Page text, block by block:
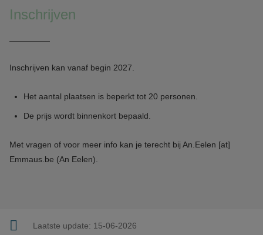
Inschrijven
Inschrijven kan vanaf begin 2027.
Het aantal plaatsen is beperkt tot 20 personen.
De prijs wordt binnenkort bepaald.
Met vragen of voor meer info kan je terecht bij An.Eelen [at]
Emmaus.be (An Eelen)
Laatste update: 15-06-2026